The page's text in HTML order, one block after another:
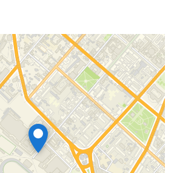
работы:Нет
влажности :Нет
воздуха (вблизи
емкости: Нет
воды: Нет
Нет
Нет
для воды:Нет
Нет
без вод:Да